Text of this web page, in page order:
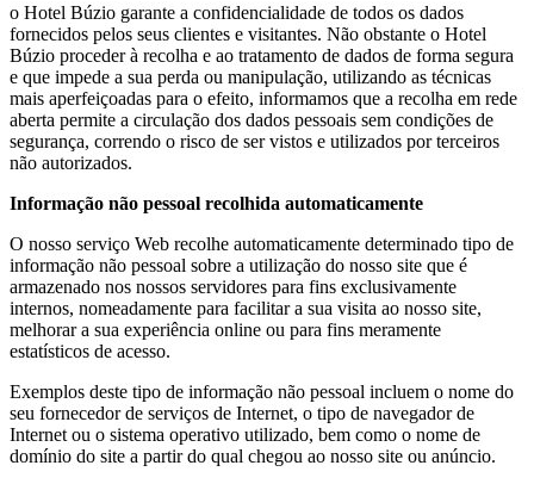
o Hotel Búzio garante a confidencialidade de todos os dados
fornecidos pelos seus clientes e visitantes. Não obstante o Hotel
Búzio proceder à recolha e ao tratamento de dados de forma segura
e que impede a sua perda ou manipulação, utilizando as técnicas
mais aperfeiçoadas para o efeito, informamos que a recolha em rede
aberta permite a circulação dos dados pessoais sem condições de
segurança, correndo o risco de ser vistos e utilizados por terceiros
não autorizados.
Informação não pessoal recolhida automaticamente
O nosso serviço Web recolhe automaticamente determinado tipo de
informação não pessoal sobre a utilização do nosso site que é
armazenado nos nossos servidores para fins exclusivamente
internos, nomeadamente para facilitar a sua visita ao nosso site,
melhorar a sua experiência online ou para fins meramente
estatísticos de acesso.
Exemplos deste tipo de informação não pessoal incluem o nome do
seu fornecedor de serviços de Internet, o tipo de navegador de
Internet ou o sistema operativo utilizado, bem como o nome de
domínio do site a partir do qual chegou ao nosso site ou anúncio.